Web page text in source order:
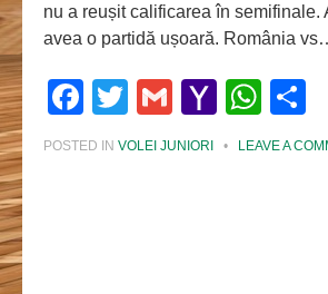
nu a reușit calificarea în
avea o partidă ușoară. România
Facebook
Twitter
GmailYahoo
Mail
POSTED IN VOLEI JUNIORI • LEAVE A